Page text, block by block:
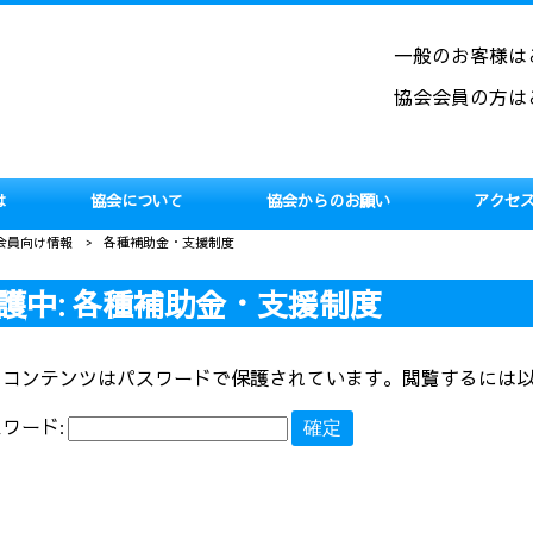
一般のお客様は
協会会員の方は
協会について 協会からのお願い アクセ
員向け情報 > 各種補助金・支援制度
中: 各種補助金・支援制度
ンテンツはパスワードで保護されています。閲覧するには
ード: